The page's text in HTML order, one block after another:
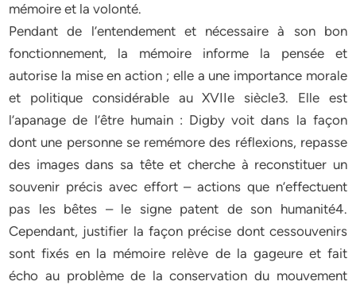
mémoire et la volonté.
Pendant de l’entendement et nécessaire à son bon
fonctionnement, la mémoire informe la pensée et
autorise la mise en action ; elle a une importance morale
et politique considérable au XVIIe siècle3. Elle est
l’apanage de l’être humain : Digby voit dans la façon
dont une personne se remémore des réflexions, repasse
des images dans sa tête et cherche à reconstituer un
souvenir précis avec effort – actions que n’effectuent
pas les bêtes – le signe patent de son humanité4.
Cependant, justifier la façon précise dont cessouvenirs
sont fixés en la mémoire relève de la gageure et fait
écho au problème de la conservation du mouvement